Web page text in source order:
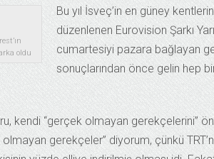
oldu
Bu yıl İsveç’in en güney
düzenlenen Eurovision Şarkı
cumartesiyi pazara bağlayan
sonuçlarından önce gelin hep
kendi “gerçek olmayan gerekçelerini”
olmayan gerekçeler” diyorum, çünkü